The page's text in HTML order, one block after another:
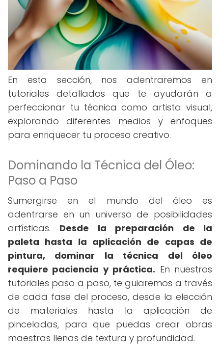
En esta sección, nos adentraremos en
tutoriales detallados que te ayudarán a
perfeccionar tu técnica como artista visual,
explorando diferentes medios y enfoques
para enriquecer tu proceso creativo.
Dominando la Técnica del Óleo:
Paso a Paso
Sumergirse en el mundo del óleo es
adentrarse en un universo de posibilidades
artísticas. Desde la preparación de la
paleta hasta la aplicación de capas de
pintura, dominar la técnica del óleo
requiere paciencia y práctica. En nuestros
tutoriales paso a paso, te guiaremos a través
de cada fase del proceso, desde la elección
de materiales hasta la aplicación de
pinceladas, para que puedas crear obras
maestras llenas de textura y profundidad.